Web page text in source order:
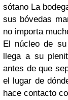
sótano La
sus bóvedas
no importa
El núcleo de
llega a su
antes de que
el lugar de
hace contacto